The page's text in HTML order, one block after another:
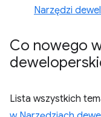
Narzędzi
Co nowego
Lista wszystkich